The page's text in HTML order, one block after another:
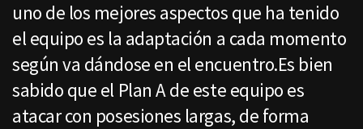
uno de los mejores aspectos que ha tenido
el equipo es la adaptación a cada momento
según va dándose en el encuentro.Es bien
sabido que el Plan A de este equipo es
atacar con posesiones largas, de forma